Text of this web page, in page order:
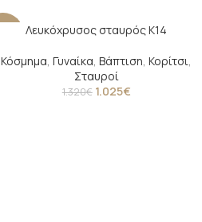
Λευκόχρυσος σταυρός Κ14
Κόσμημα,Γυναίκα,Βάπτιση,Κορίτσι,
Σταυροί
1.320€ 1.025€